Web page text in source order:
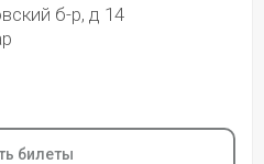
б-р, д 14
билеты